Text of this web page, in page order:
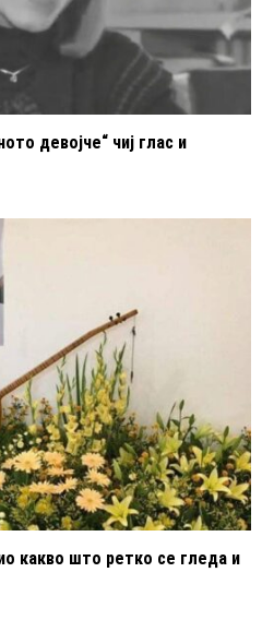
девојче“ чиј глас и
какво што ретко се гледа и